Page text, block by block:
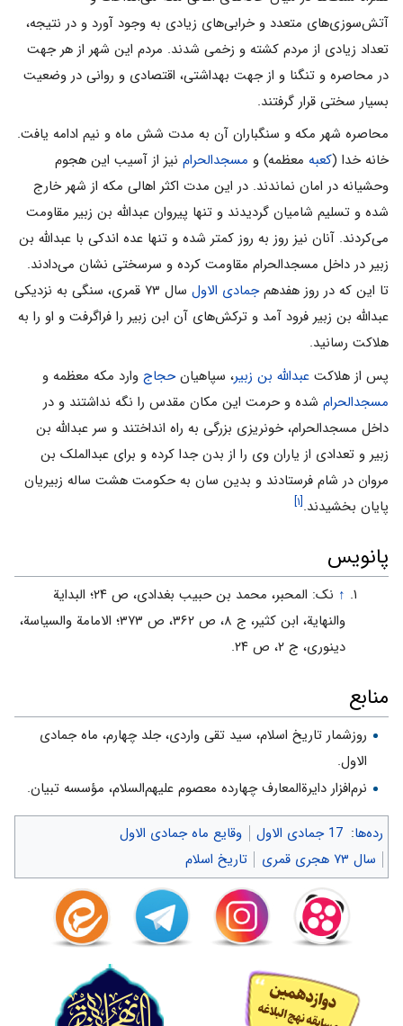
آتش‌سوزی‌های متعدد و خرابی‌های زیادی به وجود آورد و در نتیجه،
تعداد زیادی از مردم کشته و زخمی شدند. مردم این شهر از هر جهت
در محاصره و تنگنا و از جهت بهداشتی، اقتصادی و روانی در وضعیت
بسیار سختی قرار گرفتند.
محاصره شهر مکه و سنگباران آن به مدت شش ماه و نیم ادامه یافت.
خانه خدا (کعبه معظمه) و مسجدالحرام نیز از آسیب این هجوم
وحشیانه در امان نماندند. در این مدت اکثر اهالی مکه از شهر خارج
شده و تسلیم شامیان گردیدند و تنها پیروان عبدالله بن زبیر مقاومت
می‌کردند. آنان نیز روز به روز کمتر شده و تنها عده اندکی با عبدالله بن
زبیر در داخل مسجدالحرام مقاومت کرده و سرسختی نشان می‌دادند.
تا این که در روز هفدهمجمادی الاول
سال ۷۳ قمری، سنگی به نزدیکی
عبدالله بن زبیر فرود آمد و ترکش‌های آن ابن زبیر را فراگرفت و او را به
هلاکت رسانید.
پس از هلاکت عبدالله بن زبیر، سپاهیانحجاج وارد مکه معظمه و
مسجدالحرام شده و حرمت این مکان مقدس را نگه نداشتند و در
داخل مسجدالحرام، خونریزی بزرگی به راه انداختند و سر عبدالله بن
زبیر و تعدادی از یاران وی را از بدن جدا کرده و برای عبدالملک بن
مروان در شام فرستادند و بدین سان به حکومت هشت ساله زبیریان
پایان بخشیدند.[۱]
پانویس
↑
نک: المحبر، محمد بن حبیب بغدادی، ص ۲۴؛ البدایة
والنهایة، ابن کثیر، ج ۸، ص ۳۶۲، ص ۳۷۳؛ الامامة والسیاسة،
دینوری، ج ۲، ص ۲۴.
منابع
روزشمار تاریخ اسلام، سید تقى واردى، جلد چهارم، ماه جمادی
الاول.
نرم‌افزار دایرة‌المعارف چهارده معصوم علیهم‌السلام، مؤسسه تبیان.
رده‌ها: 17 جمادی الاول
وقایع ماه جمادی الاول
سال ۷۳ هجری قمری
تاریخ اسلام